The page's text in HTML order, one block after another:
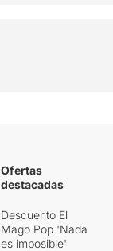
Ofertas
destacadas
Descuento El
Mago Pop 'Nada
es imposible'